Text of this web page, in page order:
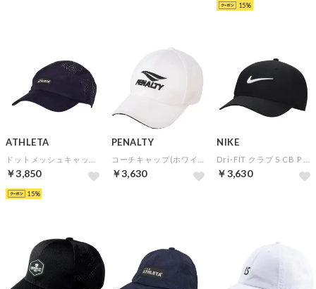
15
ATHLETA
￥3,850
15
PENALTY
￥3,630
NIKE
￥3,630